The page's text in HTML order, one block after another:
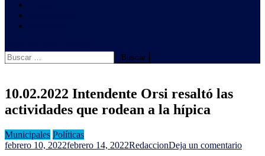
Buscar:
10.02.2022 Intendente Orsi resaltó las
actividades que rodean a la hípica
Municipales Políticas
febrero 10, 2022febrero 14, 2022RedaccionDeja un comentarioen